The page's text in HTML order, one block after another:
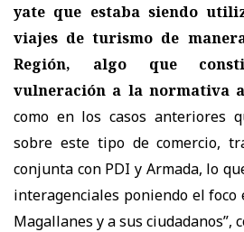
yate que estaba siendo
viajes de turismo de
Región, algo que
vulneración a la normativa
como en los casos anteriores
sobre este tipo de comercio,
conjunta con PDI y Armada, lo
interagenciales poniendo el
Magallanes y a sus ciudadanos”,